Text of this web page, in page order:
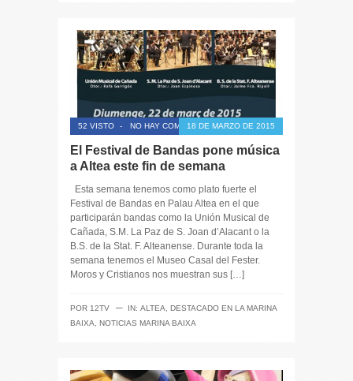
52 VISTO - NO HAY COMENTARIOS18 DE MARZO DE 2015
El Festival de Bandas pone música
a Altea este fin de semana
Esta semana tenemos como plato fuerte el
Festival de Bandas en Palau Altea en el que
participarán bandas como la Unión Musical de
Cañada, S.M. La Paz de S. Joan d’Alacant o la
B.S. de la Stat. F. Alteanense. Durante toda la
semana tenemos el Museo Casal del Fester.
Moros y Cristianos nos muestran sus […]
POR 12TV ─ IN: ALTEA, DESTACADO EN LA MARINA
BAIXA, NOTICIAS MARINA BAIXA